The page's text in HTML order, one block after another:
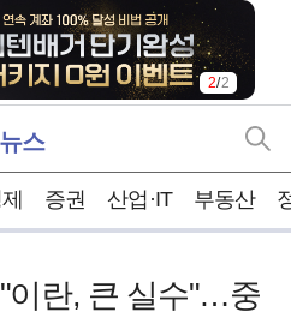
1/2
뉴스
증권 산업·IT 부동산
이란, 큰 실수"…중